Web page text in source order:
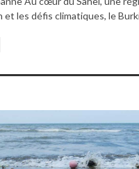
les défis climatiques, le